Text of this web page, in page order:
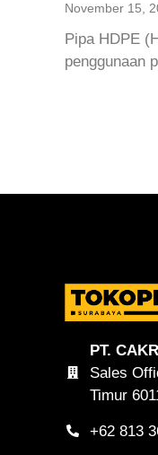
November 15,
Pipa HDPE
penggunaan
PT.
Sales
Timur
+62 813